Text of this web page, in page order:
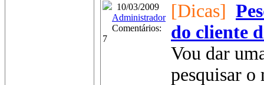
10/03/2009
Administrador
Comentários:
7
[Dicas]
do cliente
Vou dar
pesquisar o